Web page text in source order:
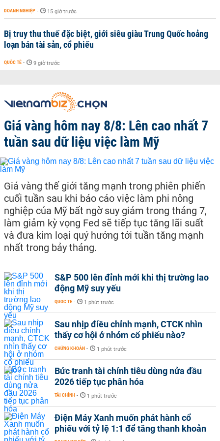
DOANH NGHIỆP - 15 giờ trước
Bị truy thu thuế đặc biệt, giới siêu giàu Trung Quốc hoảng
loạn bán tài sản, cổ phiếu
QUỐC TẾ - 9 giờ trước
Giá vàng hôm nay 8/8: Lên cao nhất 7
tuần sau dữ liệu việc làm Mỹ
Giá vàng thế giới tăng mạnh trong phiên phiến
cuối tuần sau khi báo cáo việc làm phi nông
nghiệp của Mỹ bất ngờ suy giảm trong tháng 7,
làm giảm kỳ vọng Fed sẽ tiếp tục tăng lãi suất
và đưa kim loại quý hướng tới tuần tăng mạnh
nhất trong bảy tháng.
S&P 500 lên đỉnh mới khi thị trường lao
động Mỹ suy yếu
QUỐC TẾ - 1 phút trước
Sau nhịp điều chỉnh mạnh, CTCK nhìn
thấy cơ hội ở nhóm cổ phiếu nào?
CHỨNG KHOÁN - 1 phút trước
Bức tranh tài chính tiêu dùng nửa đầu
2026 tiếp tục phân hóa
TÀI CHÍNH - 1 phút trước
Điện Máy Xanh muốn phát hành cổ
phiếu với tỷ lệ 1:1 để tăng thanh khoản